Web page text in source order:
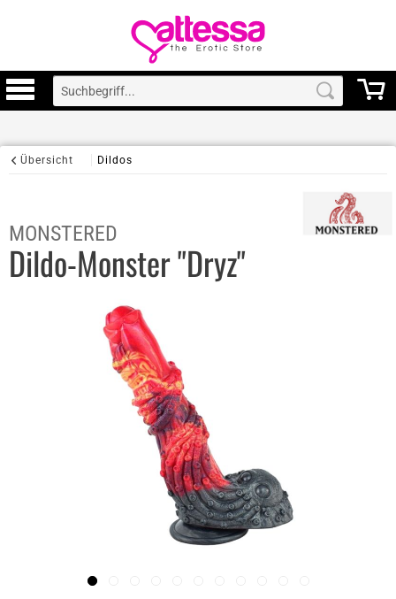
Übersicht Dildos
MONSTERED
Dildo-Monster "Dryz"